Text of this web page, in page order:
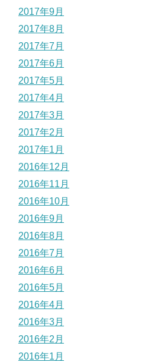
2017年9月
2017年8月
2017年7月
2017年6月
2017年5月
2017年4月
2017年3月
2017年2月
2017年1月
2016年12月
2016年11月
2016年10月
2016年9月
2016年8月
2016年7月
2016年6月
2016年5月
2016年4月
2016年3月
2016年2月
2016年1月